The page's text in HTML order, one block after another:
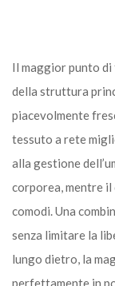
Il maggior punto
della struttura
piacevolmente
tessuto a rete
alla gestione
corporea, mentre
comodi. Una
senza limitare la
lungo dietro, la
perfettamente in